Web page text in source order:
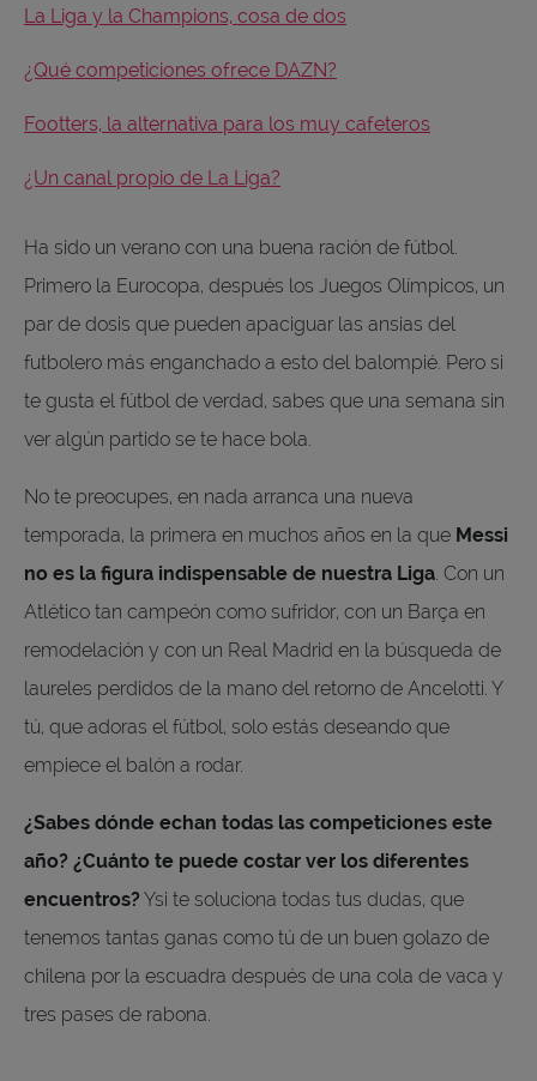
La Liga y la Champions, cosa de dos
¿Qué competiciones ofrece DAZN?
Footters, la alternativa para los muy cafeteros
¿Un canal propio de La Liga?
Ha sido un verano con una buena ración de fútbol.
Primero la Eurocopa, después los Juegos Olímpicos, un
par de dosis que pueden apaciguar las ansias del
futbolero más enganchado a esto del balompié. Pero si
te gusta el fútbol de verdad, sabes que una semana sin
ver algún partido se te hace bola.
No te preocupes, en nada arranca una nueva
temporada, la primera en muchos años en la que Messi
no es la figura indispensable de nuestra Liga. Con un
Atlético tan campeón como sufridor, con un Barça en
remodelación y con un Real Madrid en la búsqueda de
laureles perdidos de la mano del retorno de Ancelotti. Y
tú, que adoras el fútbol, solo estás deseando que
empiece el balón a rodar.
¿Sabes dónde echan todas las competiciones este
año? ¿Cuánto te puede costar ver los diferentes
encuentros?Ysi te soluciona todas tus dudas, que
tenemos tantas ganas como tú de un buen golazo de
chilena por la escuadra después de una cola de vaca y
tres pases de rabona.